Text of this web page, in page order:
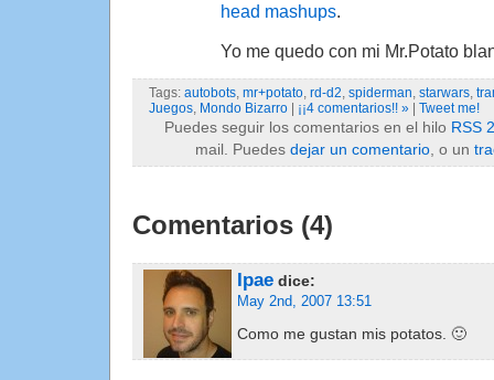
head mashups.
Yo me quedo con mi Mr.Potato
Tags: autobots mr+potato rd-d2 spiderman starwars
Juegos Mondo Bizarro | ¡¡4 comentarios!! » | Tweet me!
Puedes seguir los comentarios en el hilo RSS
mail. Puedes dejar un comentario , o un
Comentarios (4)
Ipae dice:
May 2nd, 2007 13:51
Como me gustan mis potatos. 🙂